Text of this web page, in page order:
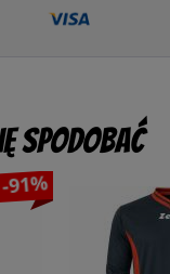
spodobać
-91%